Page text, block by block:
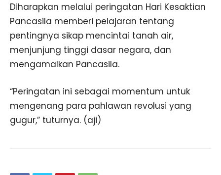
Diharapkan melalui peringatan Hari Kesaktian
Pancasila memberi pelajaran tentang
pentingnya sikap mencintai tanah air,
menjunjung tinggi dasar negara, dan
mengamalkan Pancasila.
“Peringatan ini sebagai momentum untuk
mengenang para pahlawan revolusi yang
gugur,” tuturnya. (aji)